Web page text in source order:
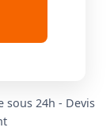
sous 24h - Devis